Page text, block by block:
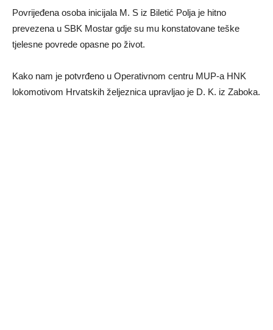
Povrijeđena osoba inicijala M. S iz Biletić Polja je hitno
prevezena u SBK Mostar gdje su mu konstatovane teške
tjelesne povrede opasne po život.
Kako nam je potvrđeno u Operativnom centru MUP-a HNK
lokomotivom Hrvatskih željeznica upravljao je D. K. iz Zaboka.